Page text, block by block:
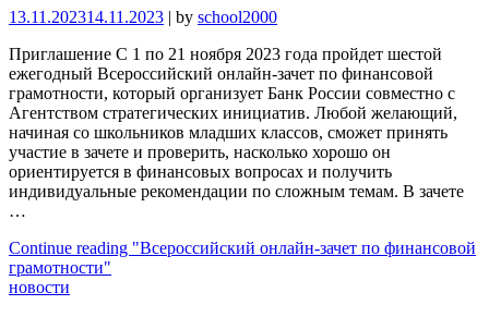
13.11.202314.11.2023 | by school2000
Приглашение С 1 по 21 ноября 2023 года пройдет шестой
ежегодный Всероссийский онлайн-зачет по финансовой
грамотности, который организует Банк России совместно с
Агентством стратегических инициатив. Любой желающий,
начиная со школьников младших классов, сможет принять
участие в зачете и проверить, насколько хорошо он
ориентируется в финансовых вопросах и получить
индивидуальные рекомендации по сложным темам. В зачете
…
Continue reading "Всероссийский онлайн-зачет по финансовой
грамотности"
новости